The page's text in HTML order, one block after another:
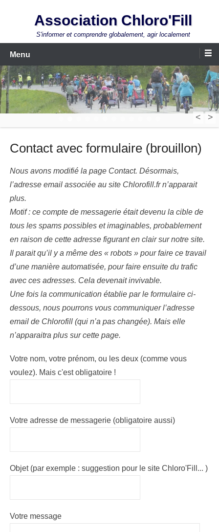
Association Chloro'Fill
S'informer et comprendre globalement, agir localement
Menu
< >
Contact avec formulaire (brouillon)
Nous avons modifié la page Contact. Désormais,
l’adresse email associée au site Chlorofill.fr n’apparait
plus.
Motif : ce compte de messagerie était devenu la cible de
tous les spams possibles et imaginables, probablement
en raison de cette adresse figurant en clair sur notre site.
Il parait qu’il y a même des « robots » pour faire ce travail
d’une manière automatisée, pour faire ensuite du trafic
avec ces adresses. Cela devenait invivable.
Une fois la communication établie par le formulaire ci-
dessous, nous pourrons vous communiquer l’adresse
email de Chlorofill (qui n’a pas changée). Mais elle
n’apparaitra plus sur cette page.
Votre nom, votre prénom, ou les deux (comme vous
voulez). Mais c'est obligatoire !
Votre adresse de messagerie (obligatoire aussi)
Objet (par exemple : suggestion pour le site Chloro'Fill... )
Votre message